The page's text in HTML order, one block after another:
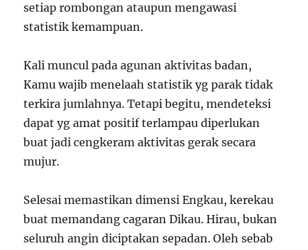
setiap rombongan ataupun mengawasi
statistik kemampuan.
Kali muncul pada agunan aktivitas badan,
Kamu wajib menelaah statistik yg parak tidak
terkira jumlahnya. Tetapi begitu, mendeteksi
dapat yg amat positif terlampau diperlukan
buat jadi cengkeram aktivitas gerak secara
mujur.
Selesai memastikan dimensi Engkau, kerekau
buat memandang cagaran Dikau. Hirau, bukan
seluruh angin diciptakan sepadan. Oleh sebab